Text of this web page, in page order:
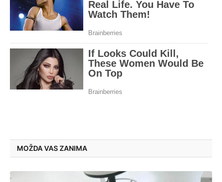
MOŽDA VAS ZANIMA